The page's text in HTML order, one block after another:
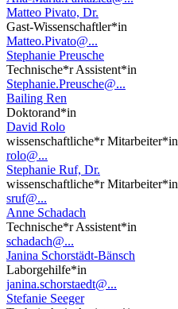
Matteo Pivato, Dr.
Gast-Wissenschaftler*in
Matteo.Pivato@...
Stephanie Preusche
Technische*r Assistent*in
Stephanie.Preusche@...
Bailing Ren
Doktorand*in
David Rolo
wissenschaftliche*r Mitarbeiter*in
rolo@...
Stephanie Ruf, Dr.
wissenschaftliche*r Mitarbeiter*in
sruf@...
Anne Schadach
Technische*r Assistent*in
schadach@...
Janina Schorstädt-Bänsch
Laborgehilfe*in
janina.schorstaedt@...
Stefanie Seeger